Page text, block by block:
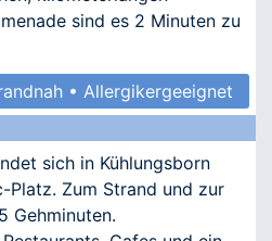
sind es 2 Minuten zu
• Allergikergeeignet
sich in Kühlungsborn
Platz. Zum Strand und zur
Gehminuten.